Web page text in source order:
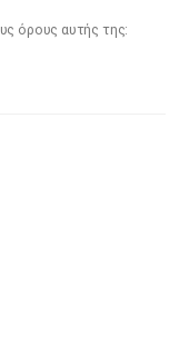
όρους αυτής της: